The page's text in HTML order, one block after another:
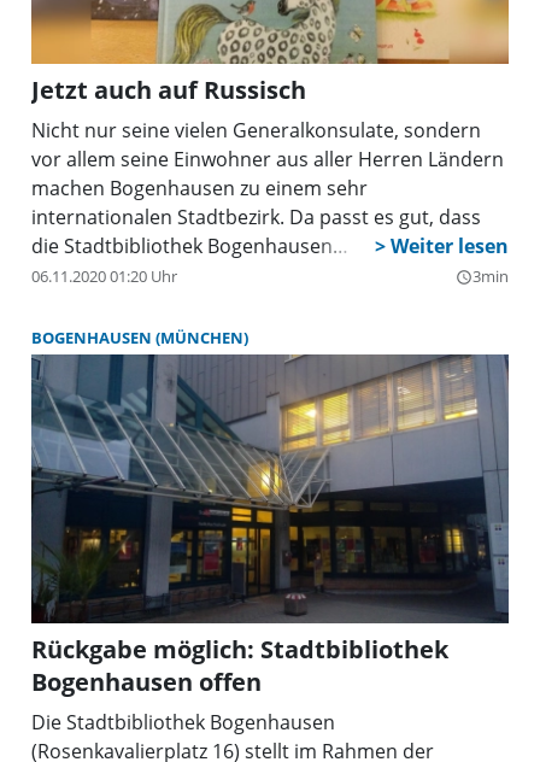
Jetzt auch auf Russisch
Nicht nur seine vielen Generalkonsulate, sondern
vor allem seine Einwohner aus aller Herren Ländern
machen Bogenhausen zu einem sehr
internationalen Stadtbezirk. Da passt es gut, dass
die Stadtbibliothek Bogenhausen
(Rosenkavalierplatz 16) Vorlesestunden in gleich
Russisch. Für die Amtssprache des größten Landes
der Erde ist es bereits der zweite Anlauf.
06.11.2020 01:20 Uhr query_builder3min
BOGENHAUSEN (MÜNCHEN)
Rückgabe möglich: Stadtbibliothek
Bogenhausen offen
Die Stadtbibliothek Bogenhausen
(Rosenkavalierplatz 16) stellt im Rahmen der